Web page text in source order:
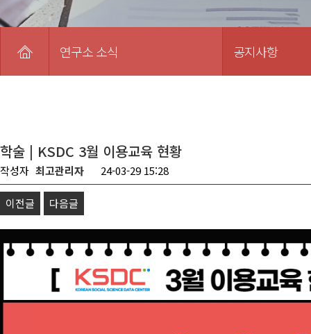
연구소 소식 공지사항
학술 | KSDC 3월 이용교육 현황
작성자 최고관리자 24-03-29 15:28
이전글 다음글